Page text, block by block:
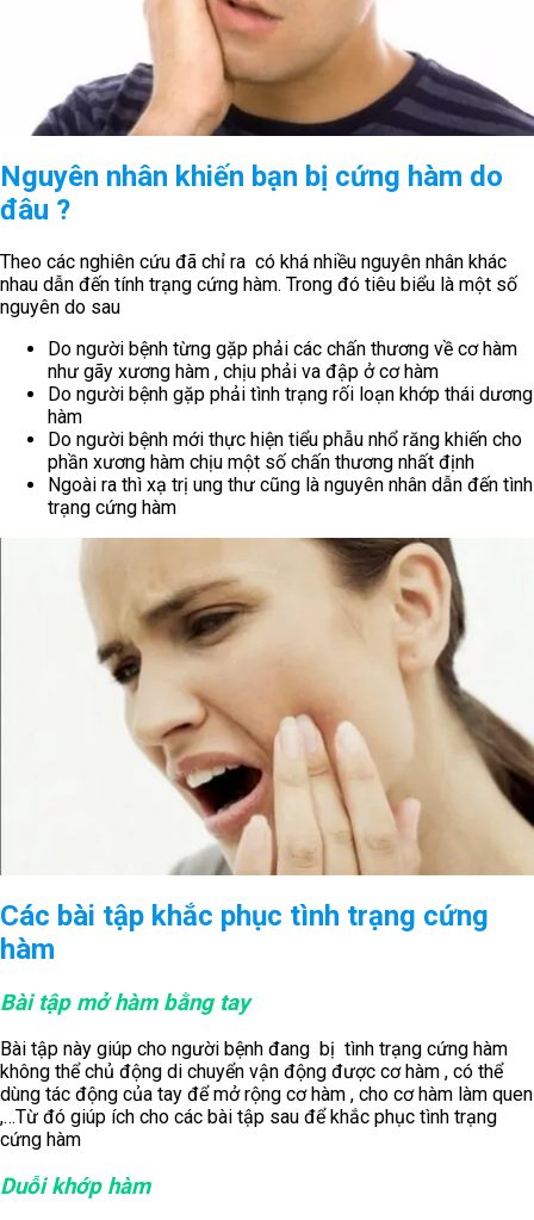
Nguyên nhân khiến bạn bị cứng hàm do
đâu ?
Theo các nghiên cứu đã chỉ ra có khá nhiều nguyên nhân khác
nhau dẫn đến tính trạng cứng hàm. Trong đó tiêu biểu là một số
nguyên do sau
Do người bệnh từng gặp phải các chấn thương về cơ hàm
như gãy xương hàm , chịu phải va đập ở cơ hàm
Do người bệnh gặp phải tình trạng rối loạn khớp thái dương
hàm
Do người bệnh mới thực hiện tiểu phẫu nhổ răng khiến cho
phần xương hàm chịu một số chấn thương nhất định
Ngoài ra thì xạ trị ung thư cũng là nguyên nhân dẫn đến tình
trạng cứng hàm
Các bài tập khắc phục tình trạng cứng
hàm
Bài tập mở hàm bằng tay
Bài tập này giúp cho người bệnh đang bị tình trạng cứng hàm
không thể chủ động di chuyển vận động được cơ hàm , có thể
dùng tác động của tay để mở rộng cơ hàm , cho cơ hàm làm quen
,…Từ đó giúp ích cho các bài tập sau để khắc phục tình trạng
cứng hàm
Duỗi khớp hàm